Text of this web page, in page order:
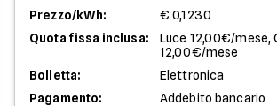
Prezzo/kWh:
€ 0,1230
Quota fissa inclusa:
Luce 12,00€/mese,
12,00€/mese
Bolletta:
Elettronica
Pagamento:
Addebito bancario